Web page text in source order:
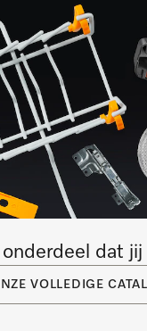
dat jij
VOLLEDIGE